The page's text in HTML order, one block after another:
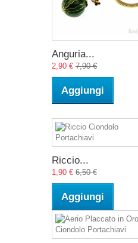
Anguria...
2,90 € 7,90 €
Aggiungi
Riccio...
1,90 € 6,50 €
Aggiungi